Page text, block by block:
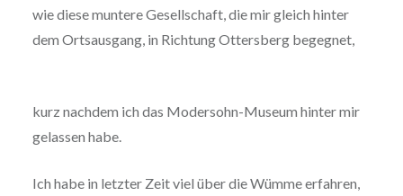
wie diese muntere Gesellschaft, die mir gleich hinter
dem Ortsausgang, in Richtung Ottersberg begegnet,
kurz nachdem ich das Modersohn-Museum hinter mir
gelassen habe.
Ich habe in letzter Zeit viel über die Wümme erfahren,